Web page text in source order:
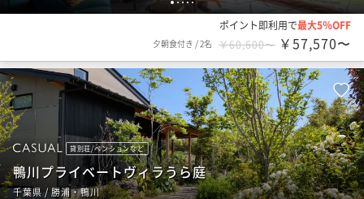
ポイント即利用で最大5％OFF
夕朝食付き /2名 ￥60,600〜 ￥57,570〜
貸別荘/ペンションなど
鴨川プライベートヴィラうら庭
千葉県 / 勝浦・鴨川